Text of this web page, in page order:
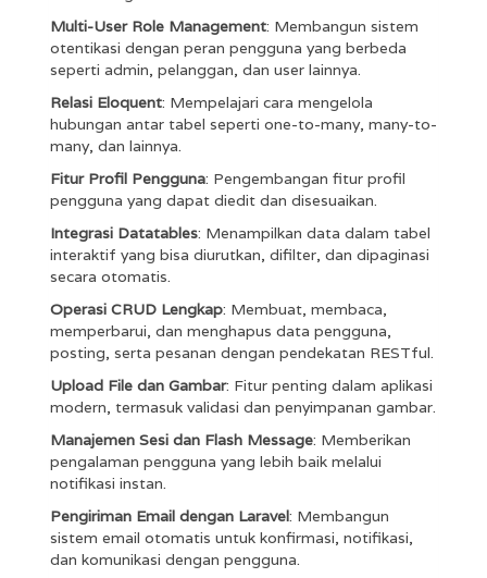
Multi-User Role Management: Membangun sistem
otentikasi dengan peran pengguna yang berbeda
seperti admin, pelanggan, dan user lainnya.
Relasi Eloquent: Mempelajari cara mengelola
hubungan antar tabel seperti one-to-many, many-to-
many, dan lainnya.
Fitur Profil Pengguna: Pengembangan fitur profil
pengguna yang dapat diedit dan disesuaikan.
Integrasi Datatables: Menampilkan data dalam tabel
interaktif yang bisa diurutkan, difilter, dan dipaginasi
secara otomatis.
Operasi CRUD Lengkap: Membuat, membaca,
memperbarui, dan menghapus data pengguna,
posting, serta pesanan dengan pendekatan RESTful.
Upload File dan Gambar: Fitur penting dalam aplikasi
modern, termasuk validasi dan penyimpanan gambar.
Manajemen Sesi dan Flash Message: Memberikan
pengalaman pengguna yang lebih baik melalui
notifikasi instan.
Pengiriman Email dengan Laravel: Membangun
sistem email otomatis untuk konfirmasi, notifikasi,
dan komunikasi dengan pengguna.